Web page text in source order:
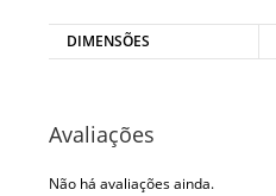
DIMENSÕES
Avaliações
Não há avaliações ainda.